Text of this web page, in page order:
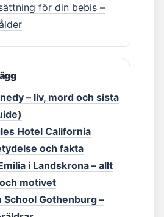
för din bebis –
– liv, mord och sista
Hotel California
och fakta
i Landskrona – allt
motivet
School Gothenburg –